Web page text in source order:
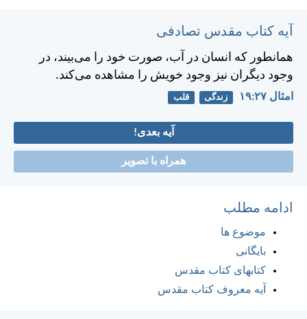
آیه کتاب مقدس تصادفی
همانطور كه انسان در آب، صورت خود را می‌بيند، در
وجود ديگران نيز وجود خويش را مشاهده می‌كند.
امثال ۲۷:‏۱۹ زندگی قلب
آیه بعدی!
همراه با تصویر
ادامه مطلب
موضوع ها
بایگانی
کتابهای کتاب مقدس
آیه معروف کتاب مقدس